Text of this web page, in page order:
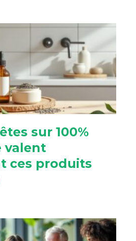
sur 100%
valent
ces produits